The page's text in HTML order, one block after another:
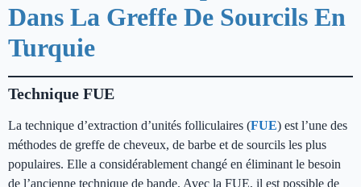
Dans La Greffe De Sourcils En
Turquie
Technique FUE
La technique d’extraction d’unités folliculaires (FUE) est l’une des
méthodes de greffe de cheveux, de barbe et de sourcils les plus
populaires. Elle a considérablement changé en éliminant le besoin
de l’ancienne technique de bande. Avec la FUE, il est possible de